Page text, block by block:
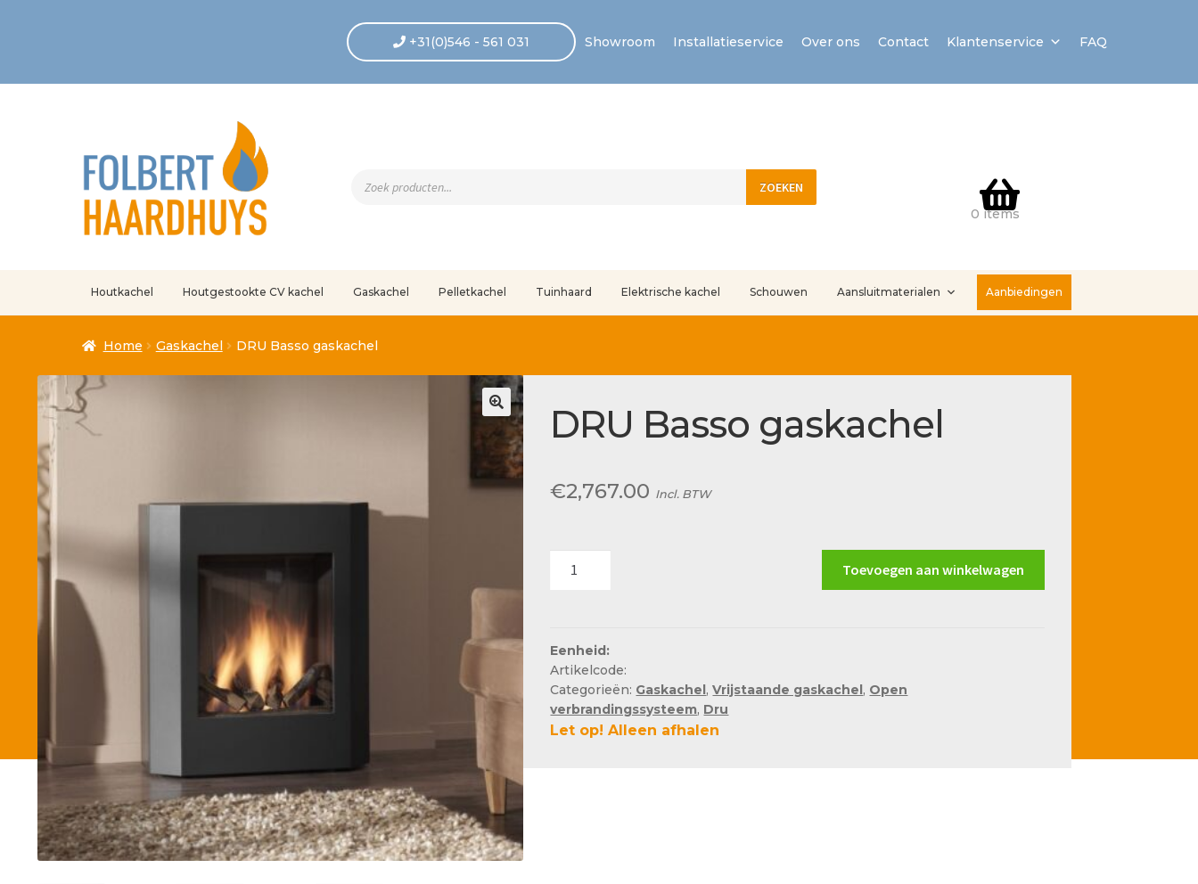
+31(0)546 - 561 031 Showroom Installatieservice Over ons Contact Klantenservice FAQ
zoeken
ZOEKEN
0 items
Houtkachel Houtgestookte CV kachel Gaskachel Pelletkachel Tuinhaard Elektrische kachel Schouwen Aansluitmaterialen Aanbiedingen
Home Gaskachel DRU Basso gaskachel
DRU Basso gaskachel
€2,767.00 Incl. BTW
Toevoegen aan winkelwagen
Eenheid:
Artikelcode:
Categorieën: Gaskachel,Vrijstaande gaskachel, Open
verbrandingssysteem, Dru
Let op! Alleen afhalen